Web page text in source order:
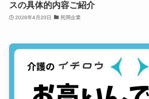
スの具体的内容ご紹介
2026年4月20日 民間企業